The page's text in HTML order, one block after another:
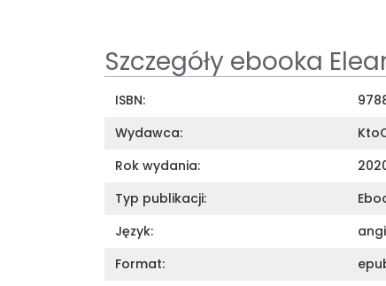
Szczegóły ebooka
ISBN:
Wydawca:
Rok wydania:
Typ publikacji:
Język:
Format: